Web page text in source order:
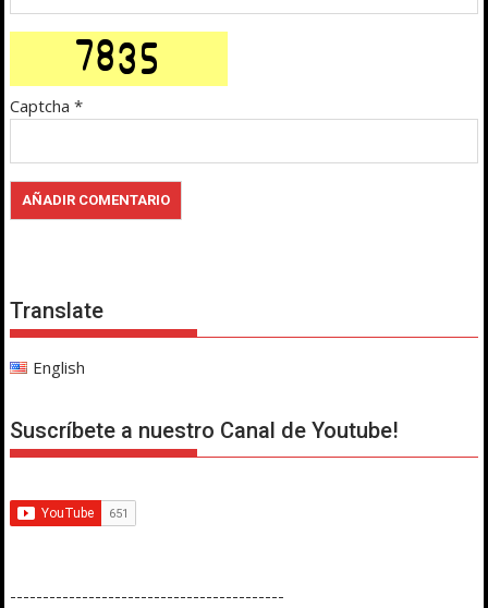
Captcha *
Translate
English
Suscríbete a nuestro Canal de Youtube!
------------------------------------------